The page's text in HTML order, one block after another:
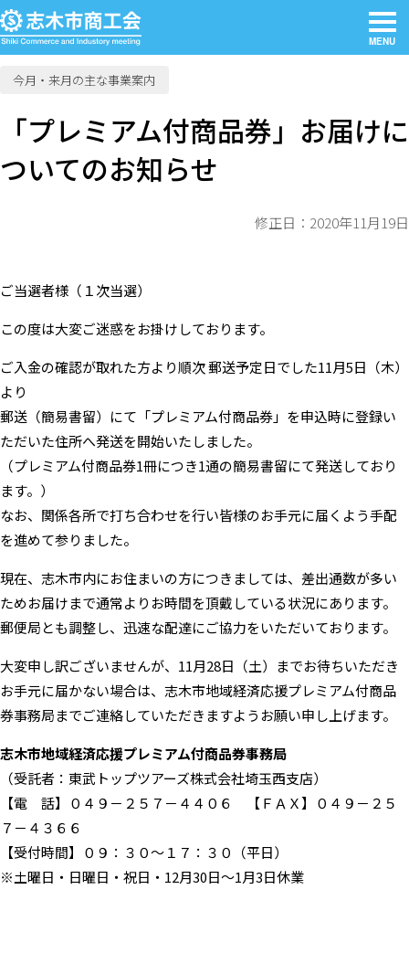
今月・来月の主な事業案内
「プレミアム付商品券」お届けに
ついてのお知らせ
修正日：2020年11月19日
ご当選者様（１次当選）
この度は大変ご迷惑をお掛けしております。
ご入金の確認が取れた方より順次 郵送予定日でした11月5日（木）
より
郵送（簡易書留）にて「プレミアム付商品券」を申込時に登録い
ただいた住所へ発送を開始いたしました。
（プレミアム付商品券1冊につき1通の簡易書留にて発送しており
ます。）
なお、関係各所で打ち合わせを行い皆様のお手元に届くよう手配
を進めて参りました。
現在、志木市内にお住まいの方につきましては、差出通数が多い
ためお届けまで通常よりお時間を頂戴している状況にあります。
郵便局とも調整し、迅速な配達にご協力をいただいております。
大変申し訳ございませんが、11月28日（土）までお待ちいただき
お手元に届かない場合は、志木市地域経済応援プレミアム付商品
券事務局までご連絡していただきますようお願い申し上げます。
志木市地域経済応援プレミアム付商品券事務局
（受託者：東武トップツアーズ株式会社埼玉西支店）
【電 話】０４９－２５７－４４０６ 【ＦＡＸ】０４９－２５
７－４３６６
【受付時間】０９：３０～１７：３０（平日）
※土曜日・日曜日・祝日・12月30日～1月3日休業
MENU